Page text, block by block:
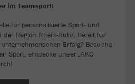
im Teamsport!
für personalisierte Sport- und
der Region Rhein-Ruhr. Bereit für
Erfolg? Besuche
Sport, entdecke unser JAKO